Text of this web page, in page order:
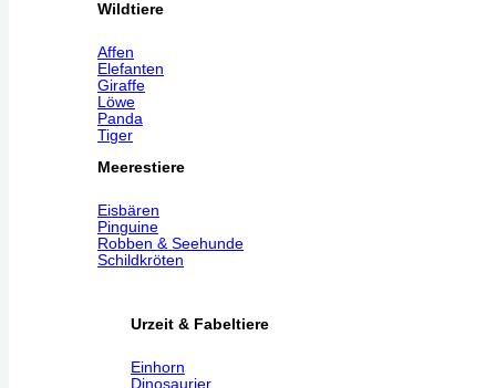
Wildtiere
Affen
Elefanten
Giraffe
Löwe
Panda
Tiger
Meerestiere
Eisbären
Pinguine
Robben & Seehunde
Schildkröten
Urzeit & Fabeltiere
Einhorn
Dinosaurier